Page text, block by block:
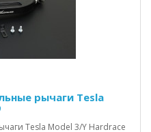
рычаги Tesla
Tesla Model 3/Y Hardrace